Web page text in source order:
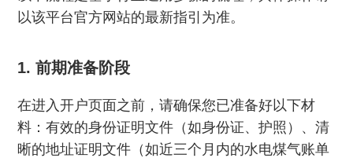
以该平台官方网站的最新指引为准。
1. 前期准备阶段
在进入开户页面之前，请确保您已准备好以下材
料：有效的身份证明文件（如身份证、护照）、清
晰的地址证明文件（如近三个月内的水电煤气账单